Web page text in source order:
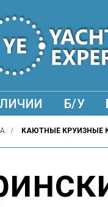
Б/У
/ КАЮТНЫЕ КРУИЗНЫЕ